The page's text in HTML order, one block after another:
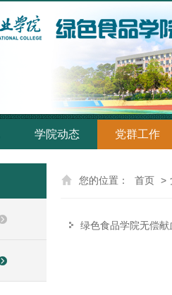
学院动态 党群工作
您的位置： 首页 >
绿色食品学院无偿